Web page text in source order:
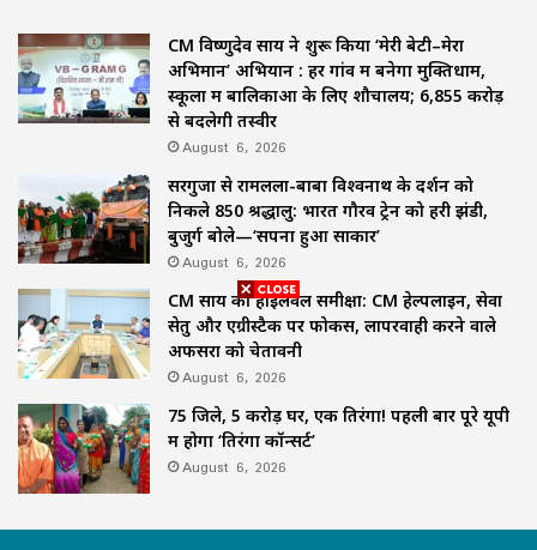
CM विष्णुदेव साय ने शुरू किया ‘मेरी बेटी–मेरा
अभिमान’ अभियान : हर गांव में बनेगा मुक्तिधाम,
स्कूलों में बालिकाओं के लिए शौचालय; 6,855 करोड़
से बदलेगी तस्वीर
August 6, 2026
सरगुजा से रामलला-बाबा विश्वनाथ के दर्शन को
निकले 850 श्रद्धालु: भारत गौरव ट्रेन को हरी झंडी,
बुजुर्ग बोले—‘सपना हुआ साकार’
August 6, 2026
CM साय की हाईलेवल समीक्षा: CM हेल्पलाइन, सेवा
सेतु और एग्रीस्टैक पर फोकस, लापरवाही करने वाले
अफसरों को चेतावनी
August 6, 2026
75 जिले, 5 करोड़ घर, एक तिरंगा! पहली बार पूरे यूपी
में होगा ‘तिरंगा कॉन्सर्ट’
August 6, 2026